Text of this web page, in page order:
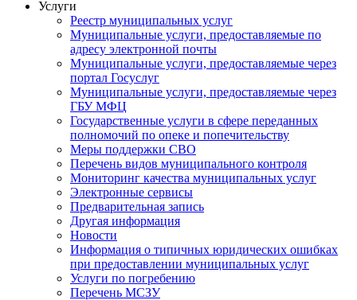
Услуги
Реестр муниципальных услуг
Муниципальные услуги, предоставляемые по
адресу электронной почты
Муниципальные услуги, предоставляемые через
портал Госуслуг
Муниципальные услуги, предоставляемые через
ГБУ МФЦ
Государственные услуги в сфере переданных
полномочий по опеке и попечительству
Меры поддержки СВО
Перечень видов муниципального контроля
Мониторинг качества муниципальных услуг
Электронные сервисы
Предварительная запись
Другая информация
Новости
Информация о типичных юридических ошибках
при предоставлении муниципальных услуг
Услуги по погребению
Перечень МСЗУ